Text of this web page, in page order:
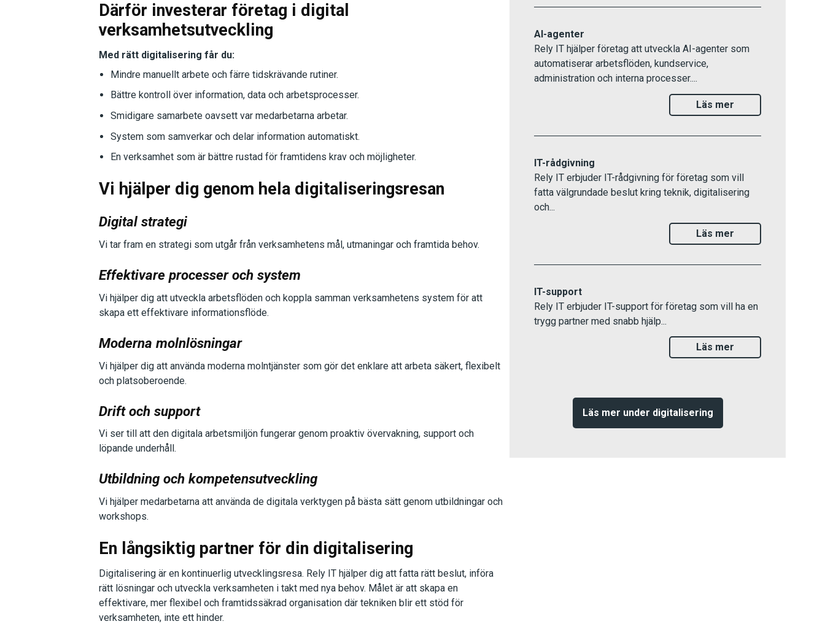
Därför investerar företag i digital
verksamhetsutveckling
Med rätt digitalisering får du:
Mindre manuellt arbete och färre tidskrävande rutiner.
Bättre kontroll över information, data och arbetsprocesser.
Smidigare samarbete oavsett var medarbetarna arbetar.
System som samverkar och delar information automatiskt.
En verksamhet som är bättre rustad för framtidens krav och möjligheter.
Vi hjälper dig genom hela digitaliseringsresan
Digital strategi
Vi tar fram en strategi som utgår från verksamhetens mål, utmaningar och framtida behov.
Effektivare processer och system
Vi hjälper dig att utveckla arbetsflöden och koppla samman verksamhetens system för att
skapa ett effektivare informationsflöde.
Moderna molnlösningar
Vi hjälper dig att använda moderna molntjänster som gör det enklare att arbeta säkert, flexibelt
och platsoberoende.
Drift och support
Vi ser till att den digitala arbetsmiljön fungerar genom proaktiv övervakning, support och
löpande underhåll.
Utbildning och kompetensutveckling
Vi hjälper medarbetarna att använda de digitala verktygen på bästa sätt genom utbildningar och
workshops.
En långsiktig partner för din digitalisering
Digitalisering är en kontinuerlig utvecklingsresa. Rely IT hjälper dig att fatta rätt beslut, införa
rätt lösningar och utveckla verksamheten i takt med nya behov. Målet är att skapa en
effektivare, mer flexibel och framtidssäkrad organisation där tekniken blir ett stöd för
verksamheten, inte ett hinder.
AI-agenter
Rely IT hjälper företag att utveckla AI-agenter som
automatiserar arbetsflöden, kundservice,
administration och interna processer....
Läs mer
IT-rådgivning
Rely IT erbjuder IT-rådgivning för företag som vill
fatta välgrundade beslut kring teknik, digitalisering
och...
Läs mer
IT-support
Rely IT erbjuder IT-support för företag som vill ha en
trygg partner med snabb hjälp...
Läs mer
Läs mer under digitalisering